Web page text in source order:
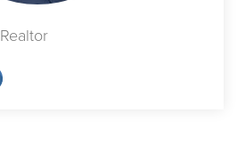
Realtor